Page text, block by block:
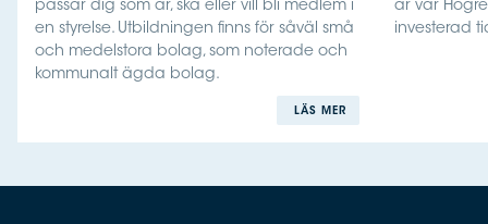
passar dig som är, ska eller vill bli medlem i
en styrelse. Utbildningen finns för såväl små
och medelstora bolag, som noterade och
kommunalt ägda bolag.
LÄS MER
är vår
investerad